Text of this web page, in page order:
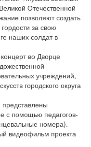
Отечественной
позволяют создать
за свою
наших солдат в
во Дворце
учреждений,
городского округа
с помощью педагогов-
номера).
видеофильм проекта